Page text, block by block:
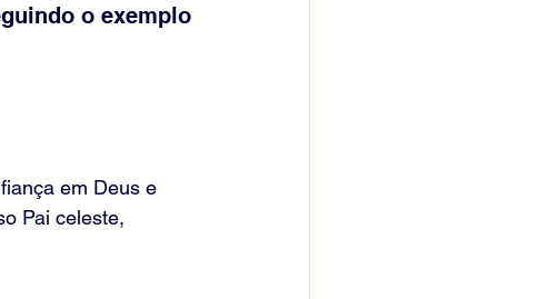
o exemplo
em Deus e
Pai celeste,